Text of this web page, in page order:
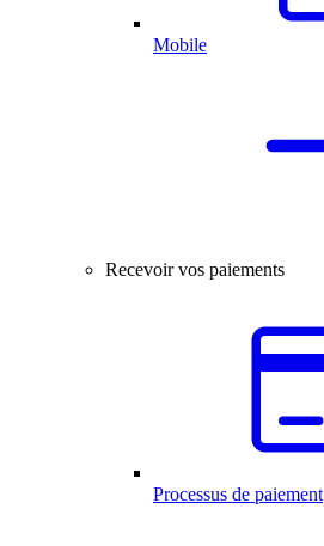
Mobile
Recevoir vos paiements
Processus de paiement